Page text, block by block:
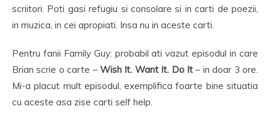
scriitori. Poti gasi refugiu si consolare si in carti de poezii,
in muzica, in cei apropiati. Insa nu in aceste carti.
Pentru fanii Family Guy: probabil ati vazut episodul in care
Brian scrie o carte – Wish It. Want It. Do It – in doar 3 ore.
Mi-a placut mult episodul, exemplifica foarte bine situatia
cu aceste asa zise carti self help.